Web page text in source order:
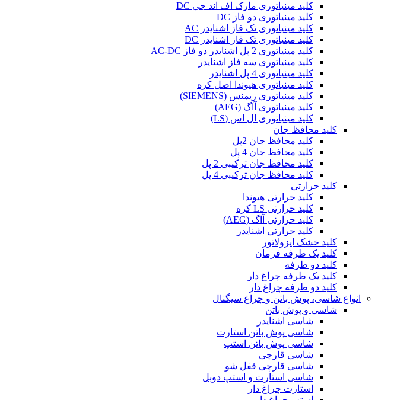
کلید مینیاتوری مارک اف اند جی DC
کلید مینیاتوری دو فاز DC
کلید مینیاتوری تک فاز اشنایدر AC
کلید مینیاتوری تک فاز اشنایدر DC
کلید مینیاتوری 2 پل اشنایدر دو فاز AC-DC
کلید مینیاتوری سه فاز اشنایدر
کلید مینیاتوری 4 پل اشنایدر
کلید مینیاتوری هیوندا اصل کره
کلید مینیاتوری زیمنس (SIEMENS)
کلید مینیاتوری آاگ (AEG)
کلید مینیاتوری ال اس (LS)
کلید محافظ جان
کلید محافظ جان 2پل
کلید محافظ جان 4 پل
کلید محافظ جان ترکیبی 2 پل
کلید محافظ جان ترکیبی 4 پل
کلید حرارتی
کلید حرارتی هیوندا
کلید حرارتی LS کره
کلید حرارتی آاگ (AEG)
کلید حرارتی اشنایدر
کلید خشک ایزولاتور
کلید یک طرفه فرمان
کلید دو طرفه
کلید یک طرفه چراغ دار
کلید دو طرفه چراغ دار
انواع شاسی، پوش باتن و چراغ سیگنال
شاسی و پوش باتن
شاسی اشنایدر
شاسی پوش باتن استارت
شاسی پوش باتن استپ
شاسی قارچی
شاسی قارچی قفل شو
شاسی استارت و استپ دوبل
استارت چراغ دار